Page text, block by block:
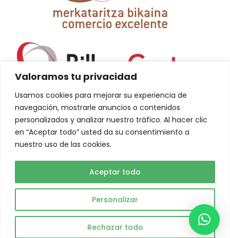
Valoramos tu privacidad
Usamos cookies para mejorar su experiencia de
navegación, mostrarle anuncios o contenidos
personalizados y analizar nuestro tráfico. Al hacer clic
en “Aceptar todo” usted da su consentimiento a
nuestro uso de las cookies.
Personalizar
Rechazar todo
Aceptar todo
NextGeneration EU
Abuelo Actual © 2023. Todos los derechos reservados.